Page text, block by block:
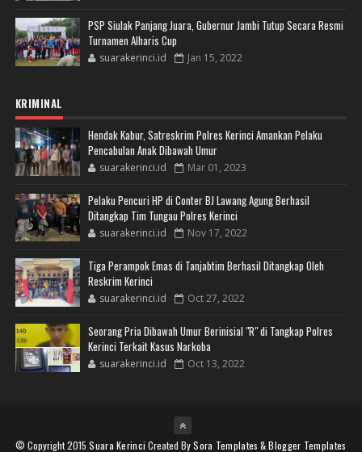
PSP Siulak Panjang Juara, Gubernur Jambi Tutup Secara Resmi
Turnamen Alharis Cup
suarakerinci.id Jan 15, 2022
KRIMINAL
Hendak Kabur, Satreskrim Polres Kerinci Amankan Pelaku
Pencabulan Anak Dibawah Umur
suarakerinci.id Mar 01, 2023
Pelaku Pencuri HP di Conter BJ Lawang Agung Berhasil
Ditangkap Tim Tungau Polres Kerinci
suarakerinci.id Nov 17, 2022
Tiga Perampok Emas di Tanjabtim Berhasil Ditangkap Oleh
Reskrim Kerinci
suarakerinci.id Oct 27, 2022
Seorang Pria Dibawah Umur Berinisial "R" di Tangkap Polres
Kerinci Terkait Kasus Narkoba
suarakerinci.id Oct 13, 2022
© Copyright 2015Suara Kerinci Created BySora Templates &Blogger Templates